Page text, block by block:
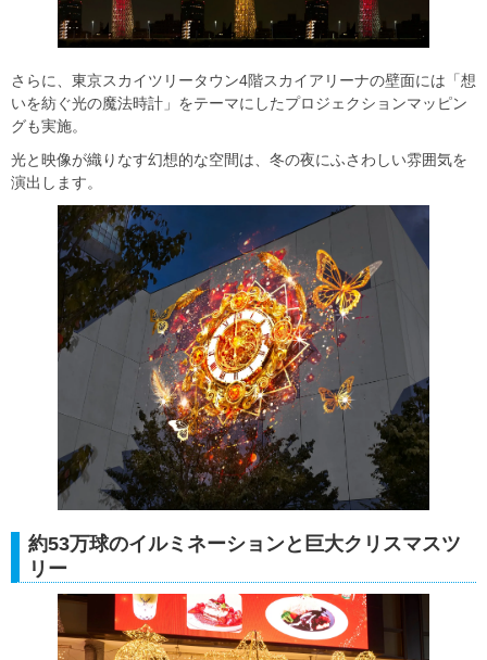
さらに、東京スカイツリータウン4階スカイアリーナの壁面には「想
いを紡ぐ光の魔法時計」をテーマにしたプロジェクションマッピン
グも実施。
光と映像が織りなす幻想的な空間は、冬の夜にふさわしい雰囲気を
演出します。
約53万球のイルミネーションと巨大クリスマスツ
リー